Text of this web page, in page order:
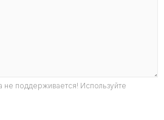
не поддерживается! Используйте